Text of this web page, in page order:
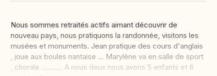
Nous sommes retraités actifs aimant découvrir de
nouveau pays, nous pratiquons la randonnée, visitons les
musées et monuments. Jean pratique des cours d'anglais
, joue aux boules nantaise ... Marylène va en salle de sport
, chorale ........... A nous deux nous avons 5 enfants et 6